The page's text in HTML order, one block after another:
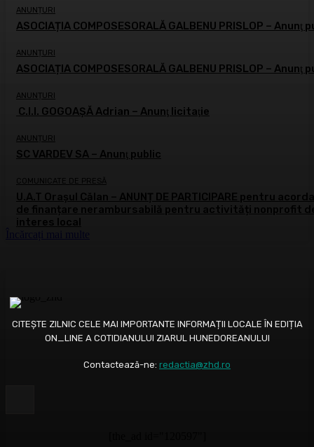
ANUNȚURI
ASOCIAȚIA COMPOSESORALĂ GALBENU PRISLOP – Anunţ
ANUNȚURI
ASOCIAȚIA COMPOSESORALĂ GALBENU PRISLOP – Anunţ
ANUNȚURI
C.I.I. GOGOAŞĂ Adrian – Anunţ licitaţie
ANUNȚURI
SC VARDEV SA – Anunţ public
COMUNICATE DE PRESĂ
U.A.T Orașul Călan – ANUNȚ DE PARTICIPARE pentru
de finanțare nerambursabilă pentru activități nonprofit
CITEȘTE ZILNIC CELE MAI IMPORTANTE INFORMAȚII LOCALE ÎN EDIȚIA
ON_LINE A COTIDIANULUI ZIARUL HUNEDOREANULUI
Contactează-ne: redactia@zhd.ro